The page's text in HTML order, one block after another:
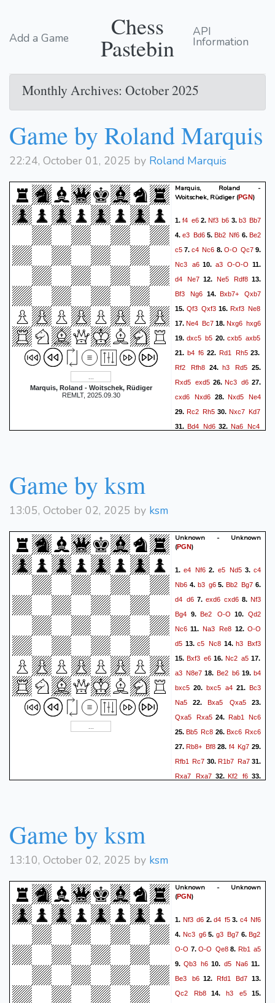
Add a Game Chess
Pastebin
API
Information
Monthly Archives: October 2025
Game by Roland Marquis
22:24, October 01, 2025 by Roland Marquis
Marquis, Roland - Woitschek, Rüdiger
REMLT, 2025.09.30
Marquis, Roland -
Woitschek, Rüdiger(PGN)
1.f4 e62. Nf3 b6 3. b3 Bb7
4.e3 Bd65. Bb2 Nf6 6. Be2
c5 7.c4 Nc6 8. O-O Qc79.
Nc3
a610. a3 O-O-O 11.
d4
Ne7 12. Ne5 Rdf813.
Bf3
Ng614.Bxb7+ Qxb7
15. Qf3 Qxf3 16. Rxf3 Ne8
17.Ne4 Bc718.Nxg6 hxg6
19.dxc5 b5 20. cxb5 axb5
21. b4 f6 22. Rd1 Rh523.
Rf2
Rfh824.h3 Rd5 25.
Rxd5 exd526.Nc3 d6 27.
cxd6
Nxd6 28. Nxd5 Ne4
29. Rc2 Rh5 30. Nxc7 Kd7
31. Bd4 Nd6 32. Na6 Nc4
Game by ksm
13:05, October 02, 2025 by ksm
Unknown - Unknown
(PGN)
1.e4 Nf6 2. e5 Nd53.c4
Nb6 4. b3 g65.Bb2 Bg7 6.
d4 d67. exd6 cxd6 8.Nf3
Bg4 9.Be2 O-O 10.Qd2
Nc6 11. Na3 Re8 12.O-O
d5 13.c5 Nc8 14.h3 Bxf3
15. Bxf3 e6 16. Nc2 a5 17.
a3 N8e7 18. Be2 b619.b4
bxc5 20. bxc5 a4 21.Bc3
Na5 22. Bxa5 Qxa5 23.
Qxa5
Rxa524. Rab1 Nc6
25.Bb5 Rc8 26. Bxc6 Rxc6
27.Rb8+ Bf828. f4 Kg7 29.
Rfb1
Rc7 30.R1b7 Ra731.
Rxa7
Rxa732.Kf2 f6 33.
Game by ksm
13:10, October 02, 2025 by ksm
Unknown - Unknown
(PGN)
1. Nf3 d6 2. d4 f53. c4 Nf6
4. Nc3 g65. g3 Bg76.Bg2
O-O 7. O-O Qe88. Rb1 a5
9.Qb3 h6 10. d5 Na611.
Be3
b612. Rfd1 Bd7 13.
Qc2
Rb8 14. h3 e515.